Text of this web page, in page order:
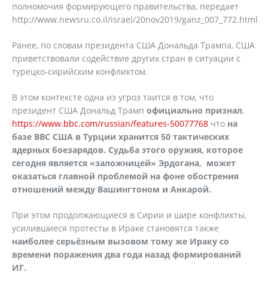
полномочия формирующего правительства, передает
http://www.newsru.co.il/israel/20nov2019/ganz_007_772.html
Ранее, по словам президента США Дональда Трампа, США
приветствовали содействие других стран в ситуации с
турецко-сирийским конфликтом.
В этом контексте одна из угроз таится в том, что
президент США Дональд Трамп официально признал,
https://www.bbc.com/russian/features-50077768 что на
базе ВВС США в Турции хранится 50 тактических
ядерных боезарядов. Судьба этого оружия, которое
сегодня является «заложницей» Эрдогана, может
оказаться главной проблемой на фоне обострения
отношений между Вашингтоном и Анкарой.
При этом продолжающиеся в Сирии и шире конфликты,
усилившиеся протесты в Ираке становятся также
наиболее серьёзным вызовом тому же Ираку со
времени поражения два года назад формирований
ИГ.